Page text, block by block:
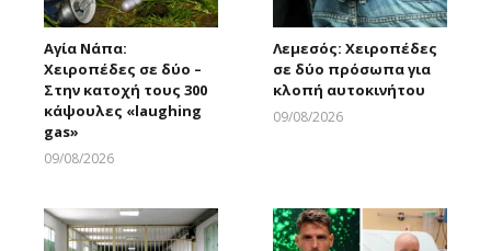
Αγία Νάπα:
Χειροπέδες σε δύο –
Στην κατοχή τους 300
κάψουλες «laughing
gas»
09/08/2026
Λεμεσός: Χειροπέδες
σε δύο πρόσωπα για
κλοπή αυτοκινήτου
09/08/2026